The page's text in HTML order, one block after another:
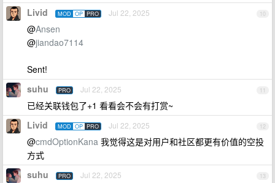
10
Livid MOD OP PRO Jul 22, 2025
@Ansen
@jiandao7114
Sent!
11
suhu PRO Jul 22, 2025
已经关联钱包了+1 看看会不会有打赏~
12
Livid MOD OP PRO Jul 22, 2025
@cmdOptionKana 我觉得这是对用户和社区都更有价值的空投
方式
13
suhu PRO Jul 22, 2025